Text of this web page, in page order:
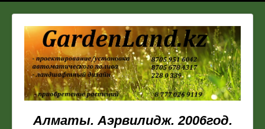
Алматы. Аэрвилидж. 2006год.